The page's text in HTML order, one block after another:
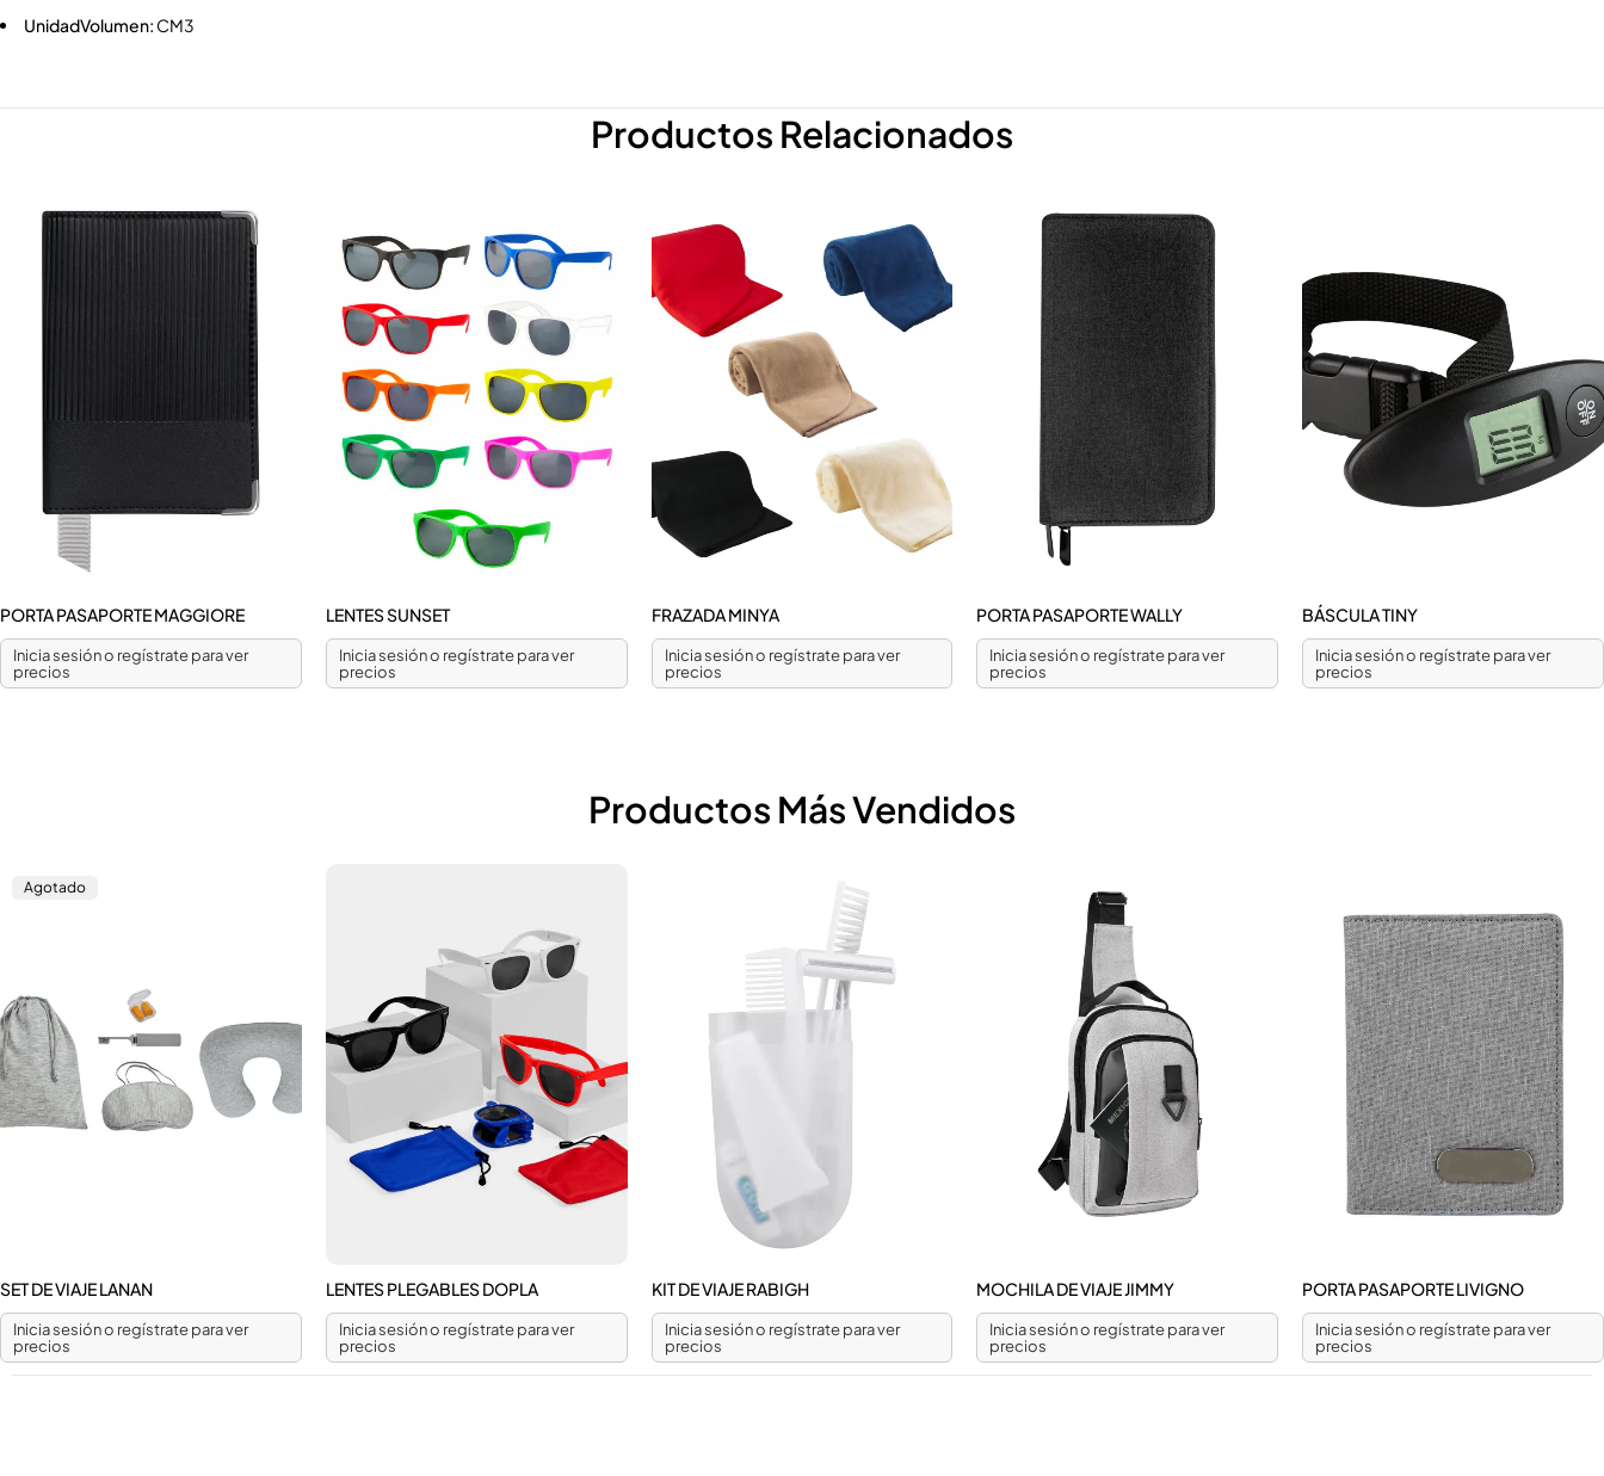
UnidadVolumen: CM3
Productos Relacionados
PORTA PASAPORTE MAGGIORE
Inicia sesión o regístrate para ver
precios
LENTES SUNSET
Inicia sesión o regístrate para ver
precios
FRAZADA MINYA
Inicia sesión o regístrate para ver
precios
PORTA PASAPORTE WALLY
Inicia sesión o regístrate para ver
precios
BÁSCULA TINY
Inicia sesión o regístrate para ver
precios
Productos Más Vendidos
Agotado
SET DE VIAJE LANAN
Inicia sesión o regístrate para ver
precios
LENTES PLEGABLES DOPLA
Inicia sesión o regístrate para ver
precios
KIT DE VIAJE RABIGH
Inicia sesión o regístrate para ver
precios
MOCHILA DE VIAJE JIMMY
Inicia sesión o regístrate para ver
precios
PORTA PASAPORTE LIVIGNO
Inicia sesión o regístrate para ver
precios